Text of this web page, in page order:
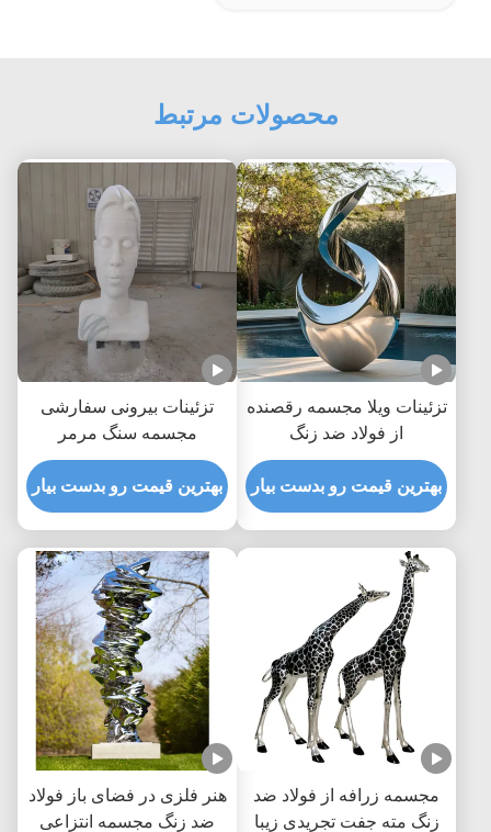
محصولات مرتبط
تزئینات ویلا مجسمه رقصنده
از فولاد ضد زنگ
بهترین قیمت رو بدست بیار
تزئینات بیرونی سفارشی
مجسمه سنگ مرمر
بهترین قیمت رو بدست بیار
مجسمه زرافه از فولاد ضد
زنگ مته جفت تجریدی زیبا
هنر فلزی در فضای باز فولاد
ضد زنگ مجسمه انتزاعی